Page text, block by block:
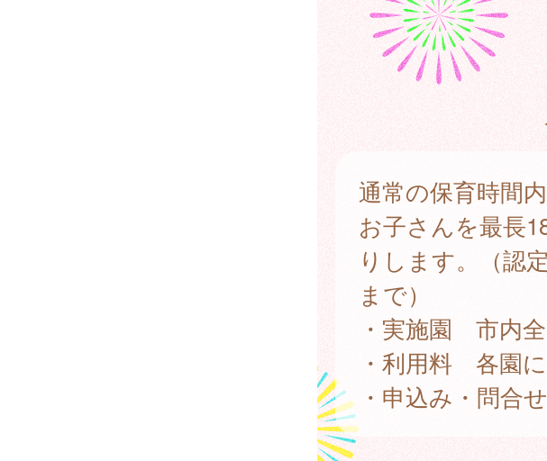
通常の保育時間
お子さんを最長
りします。（認
まで）
・実施園 市内
・利用料 各園
・申込み・問合